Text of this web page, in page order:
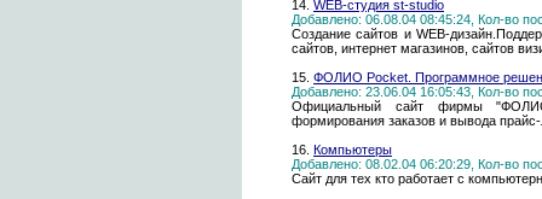
14. WEB-студия st-studio
Добавлено: 06.08.04 08:45:24, Кол-во
Создание сайтов и WEB-
сайтов, интернет магазинов, сайтов
15. ФОЛИО Pocket. Программное
Добавлено: 23.06.04 16:05:43, Кол-во
Официальный сайт фирмы
формирования заказов и вывода
16. Компьютеры
Добавлено: 08.02.04 06:20:29, Кол-во
Сайт для тех кто работает с